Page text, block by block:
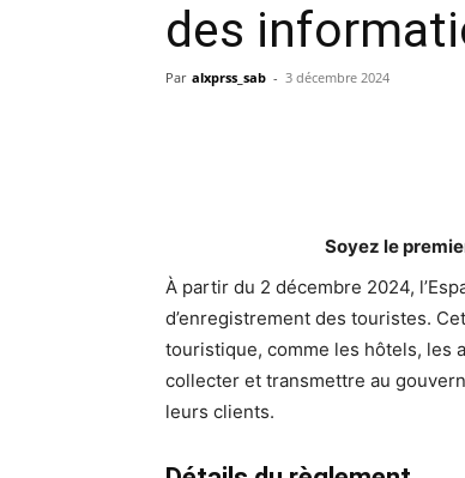
des
Par alxprss_sab - 3 décembre 2024
Soyez le
À partir du 2 décembre 2024,
d’enregistrement des touristes.
touristique, comme les hôtels, les
collecter et transmettre au
leurs clients.